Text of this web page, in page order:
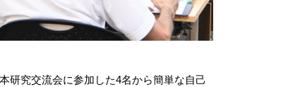
研究交流会に参加した4名から簡単な自己